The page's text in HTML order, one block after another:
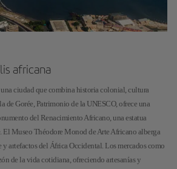
africana
una ciudad que combina historia colonial, cultura
de Gorée, Patrimonio de la UNESCO, ofrece una
del Renacimiento Africano, una estatua
Museo Théodore Monod de Arte Africano alberga
artefactos del África Occidental. Los mercados como
de la vida cotidiana, ofreciendo artesanías y